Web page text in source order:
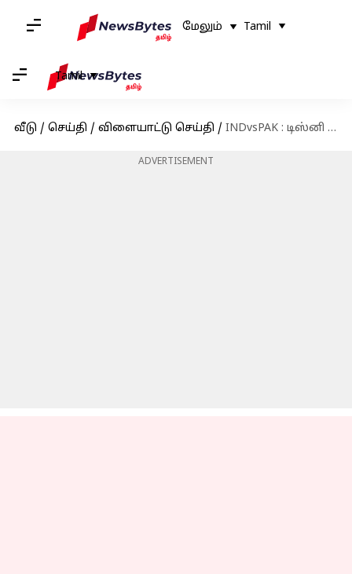
மேலும் Tamil
Tamil
வீடு / செய்தி / விளையாட்டு செய்தி / INDvsPAK : டிஸ்னி ஹாட்ஸ்டாரில் பார்வையாளர் எண்ணிக்கையில் புதிய சாதனை
ADVERTISEMENT